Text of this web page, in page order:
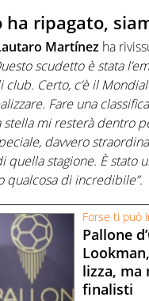
ha ripagato,
Martínez ha
scudetto è stata
Certo, c’è il
Fare una
stella mi resterà dentro
davvero
stagione. È stato
di incredibile”.
Forse ti può
Pallone
lizza, ma
finalisti